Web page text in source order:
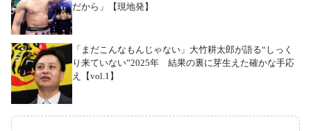
だから」【現地発】
「まだこんなもんじゃない」大竹耕太郎が語る“しっく
り来ていない”2025年 結果の裏に芽生えた確かな手応
え【vol.1】